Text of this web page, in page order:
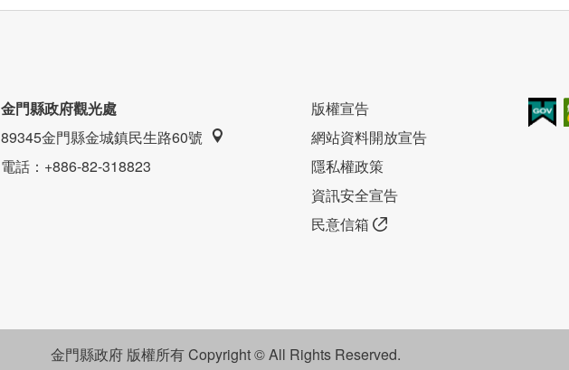
金門縣政府觀光處
89345金門縣金城鎮民生路60號
電話：+886-82-318823
版權宣告
網站資料開放宣告
隱私權政策
資訊安全宣告
民意信箱
金門縣政府 版權所有 Copyright © All Rights Reserved.